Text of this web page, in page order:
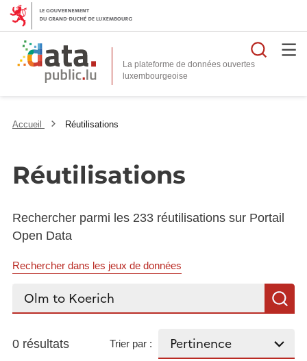
La plateforme de données ouvertes
Accueil Réutilisations
Réutilisations
Rechercher parmi les 233 réutilisations sur Portail
Open Data
Rechercher dans les jeux de données
Rechercher...
0 résultats Trier par :